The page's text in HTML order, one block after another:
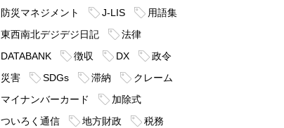
防災マネジメント
J-LIS
用語集
東西南北デジデジ日記
法律
DATABANK
徴収 DX
政令
災害
SDGs 滞納
クレーム
マイナンバーカード
加除式
ついろく通信
地方財政
税務